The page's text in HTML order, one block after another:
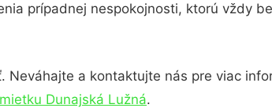
prípadnej nespokojnosti, ktorú vždy
Neváhajte a kontaktujte nás pre viac
Dunajská Lužná.